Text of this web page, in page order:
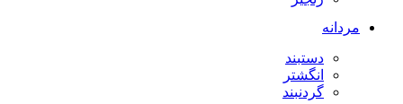
مردانه
دستبند
انگشتر
گردنبند